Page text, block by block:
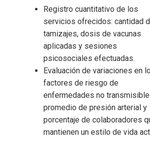
Registro cuantitativo de los
servicios ofrecidos: cantidad
tamizajes, dosis de vacunas
aplicadas y sesiones
psicosociales efectuadas.
Evaluación de variaciones en
factores de riesgo de
enfermedades no
promedio de presión arterial y
porcentaje de colaboradores
mantienen un estilo de vida